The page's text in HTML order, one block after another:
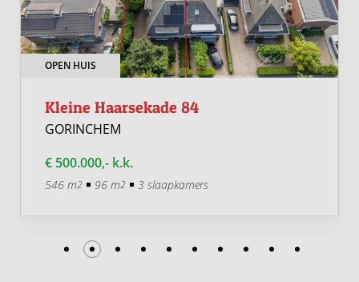
OPEN HUIS
Kleine Haarsekade 84
GORINCHEM
€ 500.000,- k.k.
546 m2 96 m2 3 slaapkamers